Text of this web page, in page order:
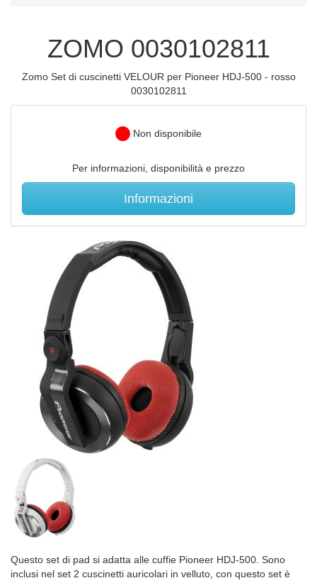
ZOMO 0030102811
Zomo Set di cuscinetti VELOUR per Pioneer HDJ-500 - rosso
0030102811
Non disponibile
Per informazioni, disponibilità e prezzo
Informazioni
Questo set di pad si adatta alle cuffie Pioneer HDJ-500. Sono
inclusi nel set 2 cuscinetti auricolari in velluto, con questo set è